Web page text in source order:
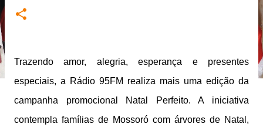
Trazendo amor, alegria, esperança e presentes
especiais, a Rádio 95FM realiza mais uma edição da
campanha promocional Natal Perfeito. A iniciativa
contempla famílias de Mossoró com árvores de Natal,